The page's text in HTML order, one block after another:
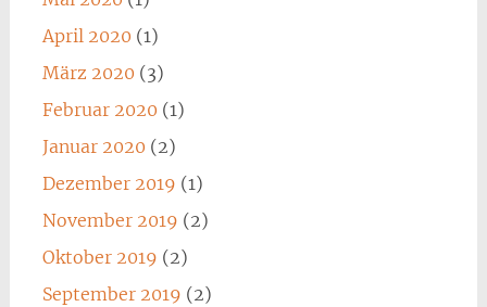
April 2020 (1)
März 2020 (3)
Februar 2020 (1)
Januar 2020 (2)
Dezember 2019 (1)
November 2019 (2)
Oktober 2019 (2)
September 2019 (2)